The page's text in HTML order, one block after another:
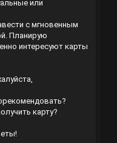
или
с мгновенным
Планирую
интересуют карты
карту?